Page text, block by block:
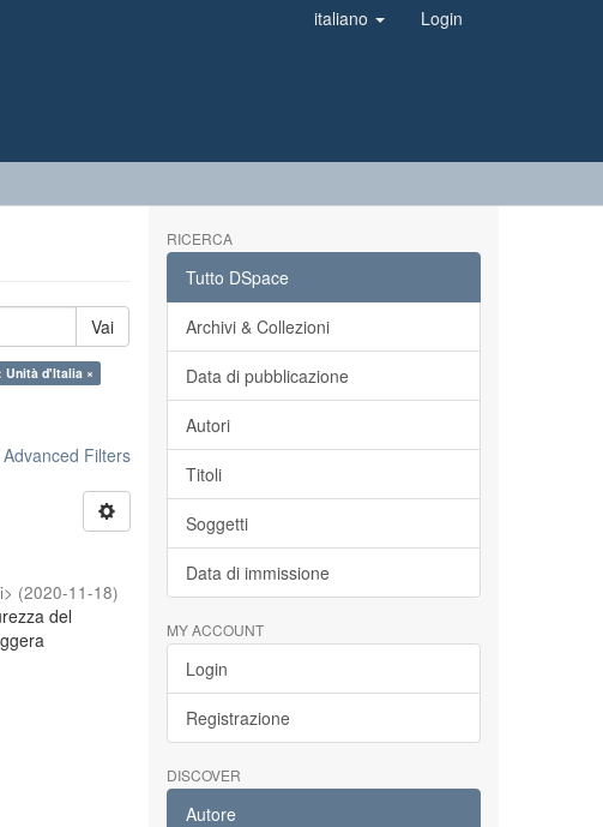
italiano Login
Vai
Unità d'Italia ×
Filters
(2020-11-18)
del
RICERCA
Tutto DSpace
Archivi & Collezioni
Data di pubblicazione
Autori
Titoli
Soggetti
Data di immissione
MY ACCOUNT
Login
Registrazione
DISCOVER
Autore